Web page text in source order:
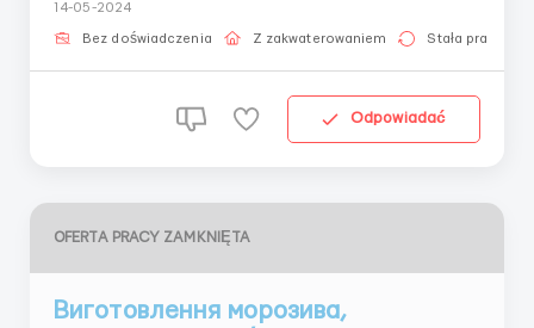
godzinach.Narodowość: UkrainaPieno Zakład produkuje
produkty mleczne: lody, twaróg ziarno, serki twarogowe,
14-05-2024
Bez doświadczenia Z zakwaterowaniem Stała praca
Odpowiadać
OFERTA PRACY ZAMKNIĘTA
Виготовлення морозива,